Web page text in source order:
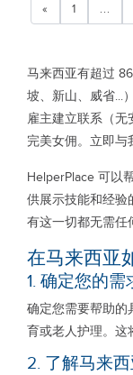
« 1 ...
马来西亚有超过
坡、新山、威省...
雇主建立联系（
完美女佣。立即与
HelperPlace 可以
供展示技能和经验
有这一切都无需任
在马来西亚
1. 确定您的需
确定您需要帮助的
育或老人护理。这
2. 了解马来